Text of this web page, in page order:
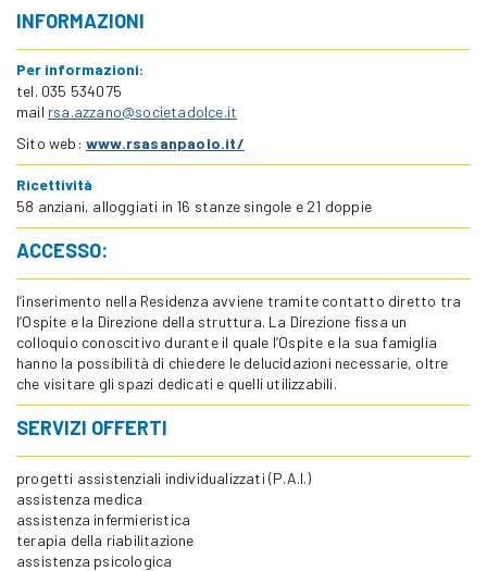
INFORMAZIONI
Per informazioni:
tel. 035 534075
mail rsa.azzano@societadolce.it
Sito web: www.rsasanpaolo.it/
Ricettività
58 anziani, alloggiati in 16 stanze singole e 21 doppie
ACCESSO:
l’inserimento nella Residenza avviene tramite contatto diretto tra
l’Ospite e la Direzione della struttura. La Direzione fissa un
colloquio conoscitivo durante il quale l’Ospite e la sua famiglia
hanno la possibilità di chiedere le delucidazioni necessarie, oltre
che visitare gli spazi dedicati e quelli utilizzabili.
SERVIZI OFFERTI
progetti assistenziali individualizzati (P.A.I.)
assistenza medica
assistenza infermieristica
terapia della riabilitazione
assistenza psicologica